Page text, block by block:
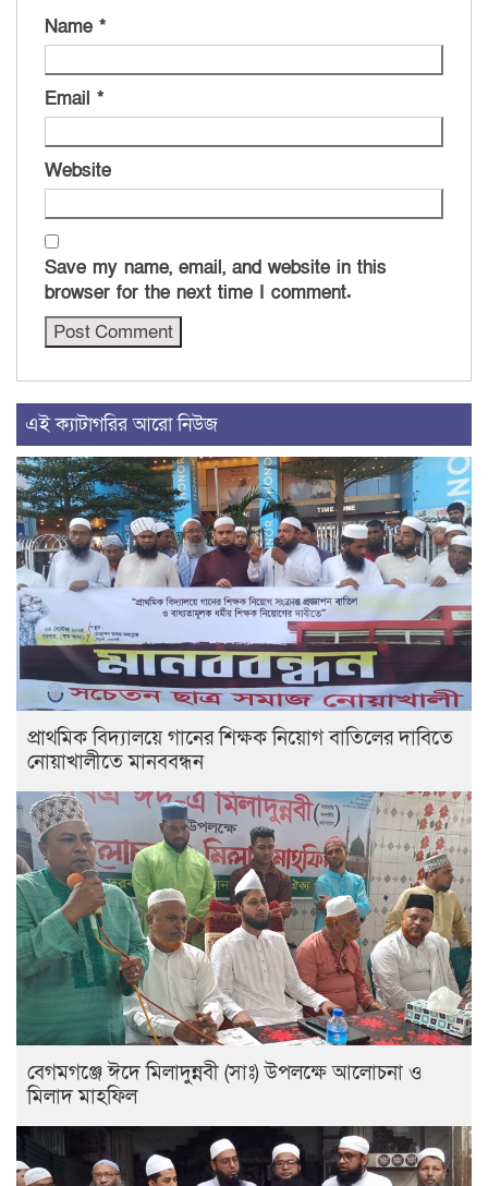
Name *
Email *
Website
Save my name, email, and website in this
browser for the next time I comment.
এই ক্যাটাগরির আরো নিউজ
প্রাথমিক বিদ্যালয়ে গানের শিক্ষক নিয়োগ বাতিলের দাবিতে
নোয়াখালীতে মানববন্ধন
বেগমগঞ্জে ঈদে মিলাদুন্নবী (সাঃ) উপলক্ষে আলোচনা ও
মিলাদ মাহফিল